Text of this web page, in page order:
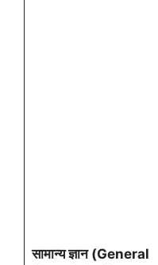
सामान्य ज्ञान(General